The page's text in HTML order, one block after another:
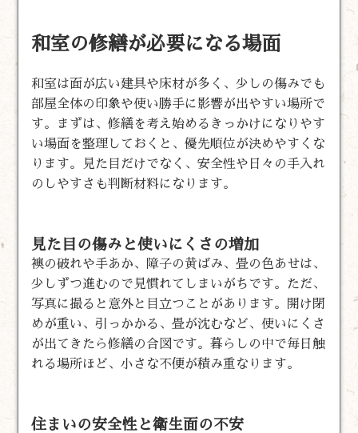
和室の修繕が必要になる場面
和室は面が広い建具や床材が多く、少しの傷みでも
部屋全体の印象や使い勝手に影響が出やすい場所で
す。まずは、修繕を考え始めるきっかけになりやす
い場面を整理しておくと、優先順位が決めやすくな
ります。見た目だけでなく、安全性や日々の手入れ
のしやすさも判断材料になります。
見た目の傷みと使いにくさの増加
襖の破れや手あか、障子の黄ばみ、畳の色あせは、
少しずつ進むので見慣れてしまいがちです。ただ、
写真に撮ると意外と目立つことがあります。開け閉
めが重い、引っかかる、畳が沈むなど、使いにくさ
が出てきたら修繕の合図です。暮らしの中で毎日触
れる場所ほど、小さな不便が積み重なります。
住まいの安全性と衛生面の不安